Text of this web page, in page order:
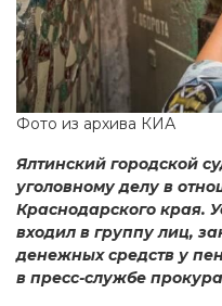
Фото из архива КИА
Ялтинский городской
уголовному делу в
Краснодарского края.
входил в группу лиц,
денежных средств у
в пресс-службе